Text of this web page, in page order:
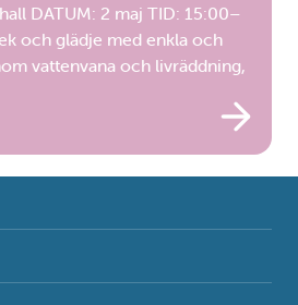
DATUM: 2 maj TID: 15:00–
och glädje med enkla och
vattenvana och livräddning,